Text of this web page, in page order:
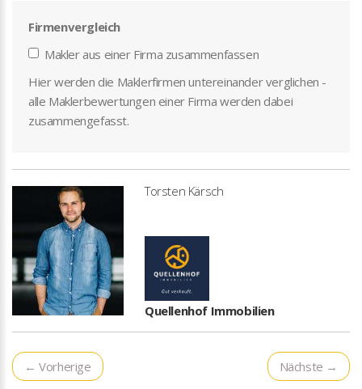
Firmenvergleich
Makler aus einer Firma zusammenfassen
Hier werden die Maklerfirmen untereinander verglichen -
alle Maklerbewertungen einer Firma werden dabei
zusammengefasst.
Torsten Kärsch
Quellenhof Immobilien
← Vorherige Nächste →